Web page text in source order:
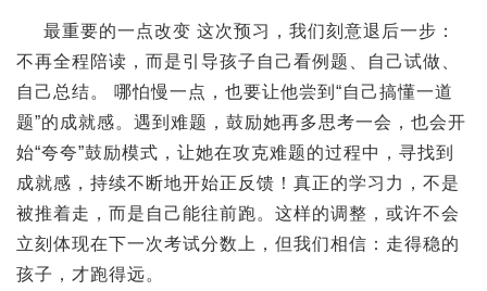
最重要的一点改变 这次预习，我们刻意退后一步：
不再全程陪读，而是引导孩子自己看例题、自己试做、
自己总结。 哪怕慢一点，也要让他尝到“自己搞懂一道
题”的成就感。遇到难题，鼓励她再多思考一会，也会开
始“夸夸”鼓励模式，让她在攻克难题的过程中，寻找到
成就感，持续不断地开始正反馈！真正的学习力，不是
被推着走，而是自己能往前跑。这样的调整，或许不会
立刻体现在下一次考试分数上，但我们相信：走得稳的
孩子，才跑得远。